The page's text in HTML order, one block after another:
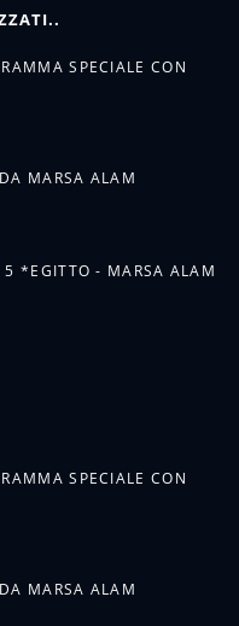
SPECIALE CON
MARSA ALAM
5 *EGITTO - MARSA ALAM
SPECIALE CON
MARSA ALAM